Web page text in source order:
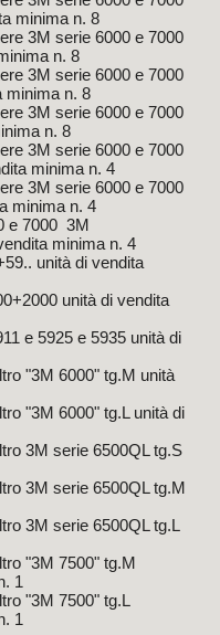
minima n. 8
3M serie 6000 e 7000
n. 8
3M serie 6000 e 7000
minima n. 8
3M serie 6000 e 7000
n. 8
3M serie 6000 e 7000
minima n. 4
3M serie 6000 e 7000
minima n. 4
e 7000 3M
minima n. 4
unità di vendita
unità di vendita
e 5925 e 5935 unità di
"3M 6000" tg.M unità
"3M 6000" tg.L unità di
3M serie 6500QL tg.S
3M serie 6500QL tg.M
3M serie 6500QL tg.L
"3M 7500" tg.M
1
"3M 7500" tg.L
1